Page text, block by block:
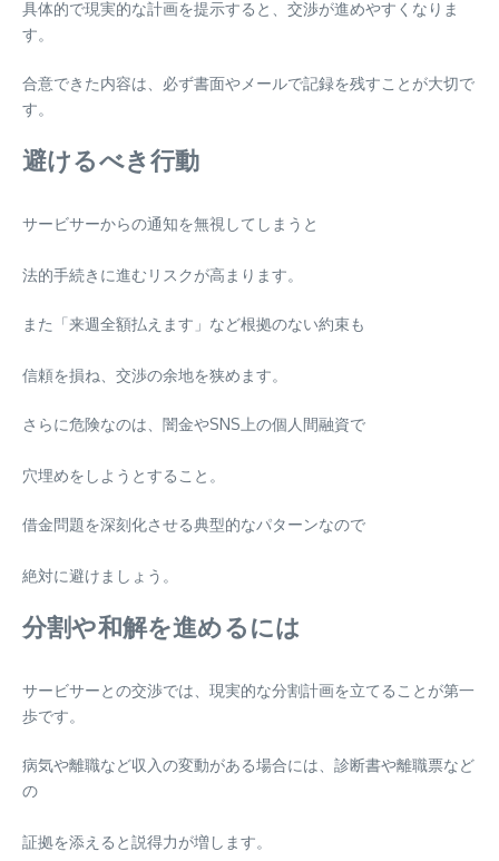
具体的で現実的な計画を提示すると、交渉が進めやすくなりま
す。
合意できた内容は、必ず書面やメールで記録を残すことが大切で
す。
避けるべき行動
サービサーからの通知を無視してしまうと
法的手続きに進むリスクが高まります。
また「来週全額払えます」など根拠のない約束も
信頼を損ね、交渉の余地を狭めます。
さらに危険なのは、闇金やSNS上の個人間融資で
穴埋めをしようとすること。
借金問題を深刻化させる典型的なパターンなので
絶対に避けましょう。
分割や和解を進めるには
サービサーとの交渉では、現実的な分割計画を立てることが第一
歩です。
病気や離職など収入の変動がある場合には、診断書や離職票など
の
証拠を添えると説得力が増します。